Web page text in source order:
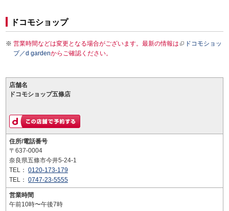
ドコモショップ
営業時間などは変更となる場合がございます。最新の情報は
ドコモショッ
プ／d gardenからご確認ください。
店舗名
ドコモショップ五條店
住所/電話番号
〒637-0004
奈良県五條市今井5-24-1
TEL： 0120-173-179
TEL： 0747-23-5555
営業時間
午前10時〜午後7時